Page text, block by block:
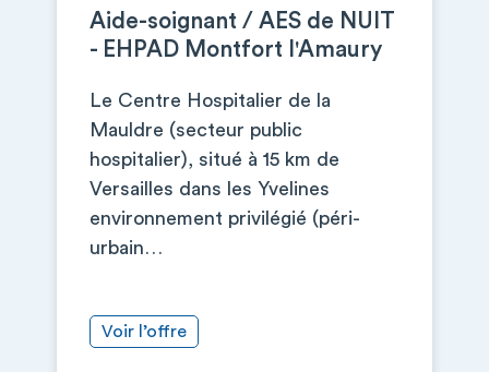
Aide-soignant / AES de NUIT
- EHPAD Montfort l'Amaury
Le Centre Hospitalier de la
Mauldre (secteur public
hospitalier), situé à 15 km de
Versailles dans les Yvelines
environnement privilégié (péri-
urbain…
Voir l’offre